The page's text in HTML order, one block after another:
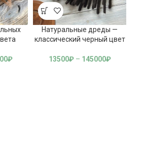
₽
Натуральные дреды —
классический черный цвет
13500₽ – 145000₽